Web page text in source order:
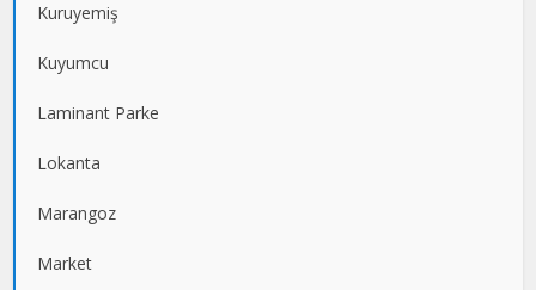
Kuruyemiş
Kuyumcu
Laminant Parke
Lokanta
Marangoz
Market